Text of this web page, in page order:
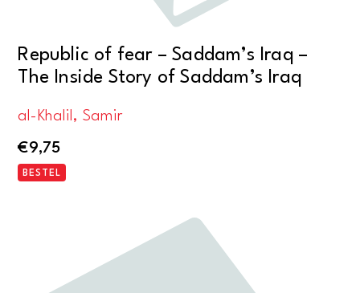
Republic of fear – Saddam’s Iraq –
The Inside Story of Saddam’s Iraq
al-Khalil, Samir
€9,75
BESTEL